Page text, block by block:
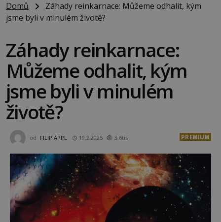
Domů
Záhady reinkarnace: Můžeme odhalit, kým
jsme byli v minulém životě?
Záhady reinkarnace:
Můžeme odhalit, kým
jsme byli v minulém
životě?
od FILIP APPL 19.2.2025 3.6tis PREMIUM